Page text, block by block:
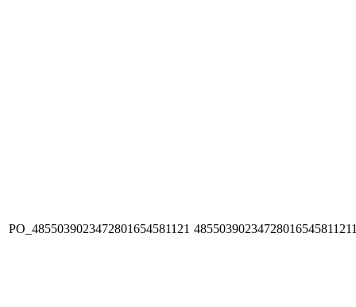
PO_4855039023472801654581121